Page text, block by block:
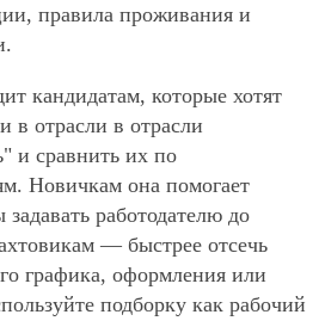
правила проживания и
кандидатам, которые хотят
в отрасли в отрасли
и сравнить их по
Новичкам она помогает
работодателю до
— быстрее отсечь
графика, оформления или
подборку как рабочий